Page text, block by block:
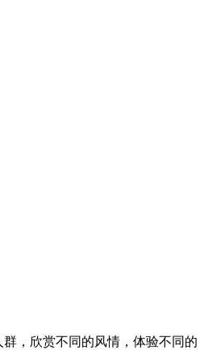
，欣赏不同的风情，体验不同的